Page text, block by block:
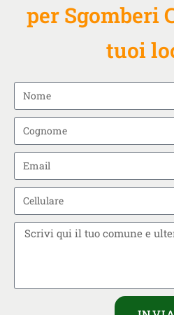
per Sgomberi
tuoi